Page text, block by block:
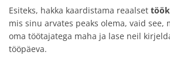
Esiteks, hakka kaardistama reaalset
mis sinu arvates peaks olema, vaid see,
oma töötajatega maha ja lase neil
tööpäeva.